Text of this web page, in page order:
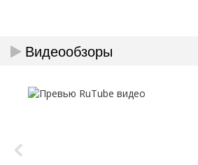
Видеообзоры